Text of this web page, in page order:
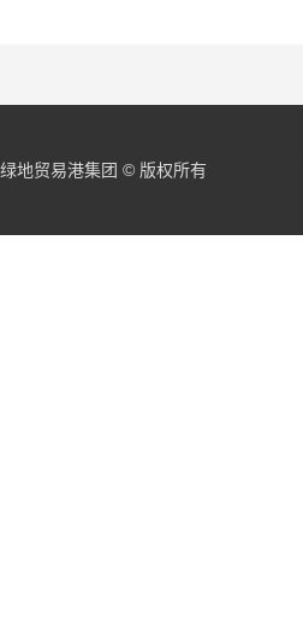
绿地贸易港集团 © 版权所有